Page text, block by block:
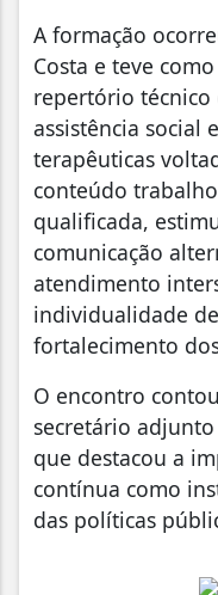
A formação
Costa e teve
repertório técnico
assistência social
terapêuticas
conteúdo
qualificada,
comunicação
atendimento
individualidade
fortalecimento
O encontro
secretário
que destacou a
contínua como
das políticas